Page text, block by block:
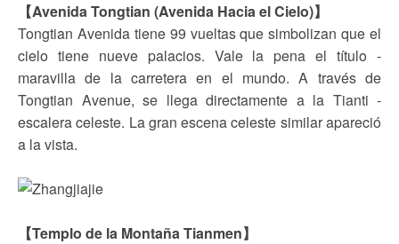
【Avenida Tongtian (Avenida Hacia el Cielo)】
Tongtian Avenida tiene 99 vueltas que simbolizan que el
cielo tiene nueve palacios. Vale la pena el título -
maravilla de la carretera en el mundo. A través de
Tongtian Avenue, se llega directamente a la Tianti -
escalera celeste. La gran escena celeste similar apareció
a la vista.
【Templo de la Montaña Tianmen】